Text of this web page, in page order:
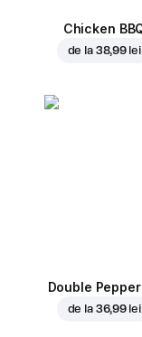
Chicken
de la 38,99 lei
Double
de la 36,99 lei